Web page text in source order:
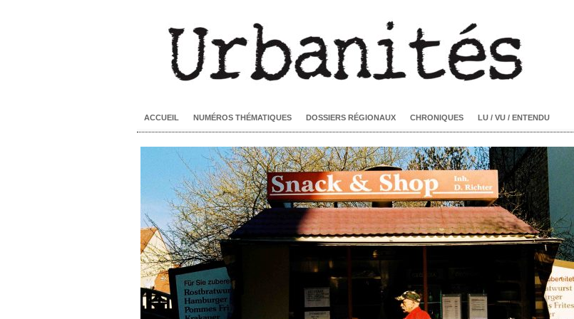
ACCUEIL NUMÉROS THÉMATIQUES DOSSIERS RÉGIONAUX CHRONIQUES LU / VU / ENTENDU